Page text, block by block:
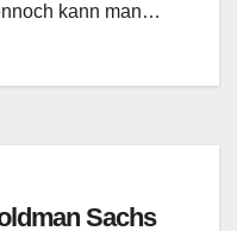
kann man…
Sachs